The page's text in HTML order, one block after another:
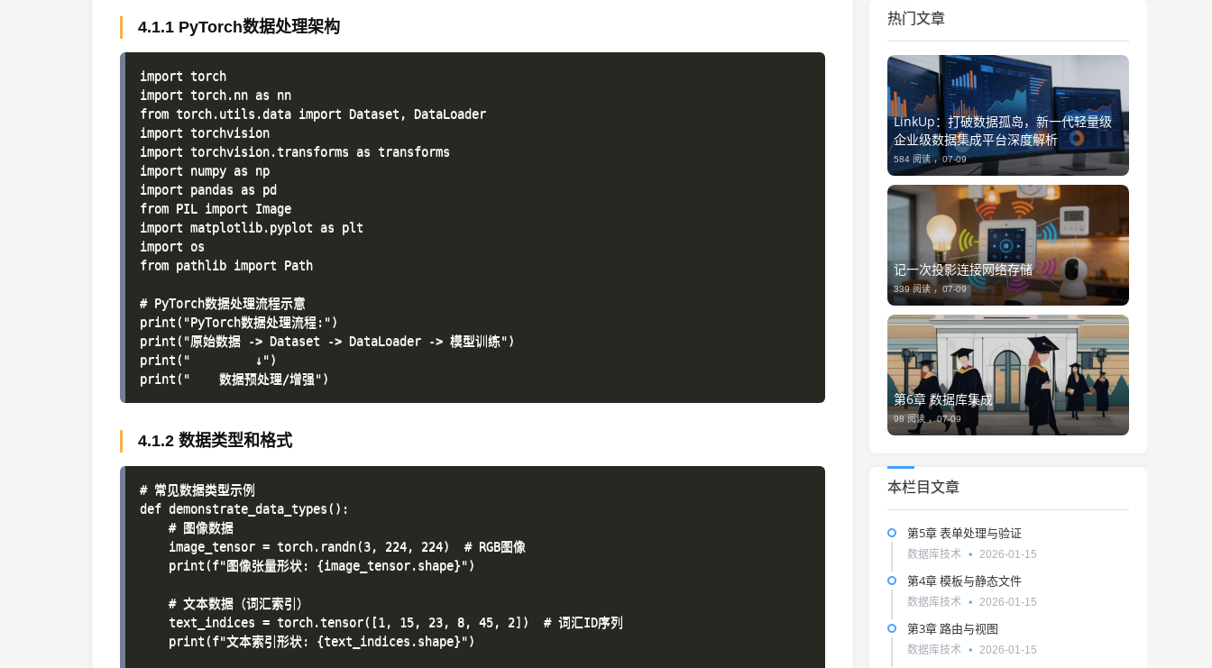
4.1.1 PyTorch数据处理架构
import torch
import torch.nn as nn
from torch.utils.data import Dataset, DataLoader
import torchvision
import torchvision.transforms as transforms
import numpy as np
import pandas as pd
from PIL import Image
import matplotlib.pyplot as plt
import os
from pathlib import Path
# PyTorch数据处理流程示意
print("PyTorch数据处理流程:")
print("原始数据 -> Dataset -> DataLoader -> 模型训练")
print("         ↓")
4.1.2 数据类型和格式
# 常见数据类型示例
def demonstrate_data_types():
    # 图像数据
    image_tensor = torch.randn(3, 224, 224)  # RGB图像
    print(f"图像张量形状: {image_tensor.shape}")
    # 文本数据（词汇索引）
    text_indices = torch.tensor([1, 15, 23, 8, 45, 2])  # 词汇ID序列
    print(f"文本索引形状: {text_indices.shape}")
热门文章
LinkUp：打破数据孤岛，新一代轻量级
企业级数据集成平台深度解析
584 阅读 ，07-09
记一次投影连接网络存储
339 阅读 ，07-09
第6章 数据库集成
98 阅读 ，07-09
本栏目文章
第5章 表单处理与验证
数据库技术 2026-01-15
第4章 模板与静态文件
数据库技术 2026-01-15
第3章 路由与视图
数据库技术 2026-01-15